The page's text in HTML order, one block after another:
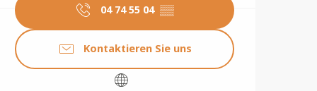
04 74 55 04 ▒▒
Kontaktieren Sie uns